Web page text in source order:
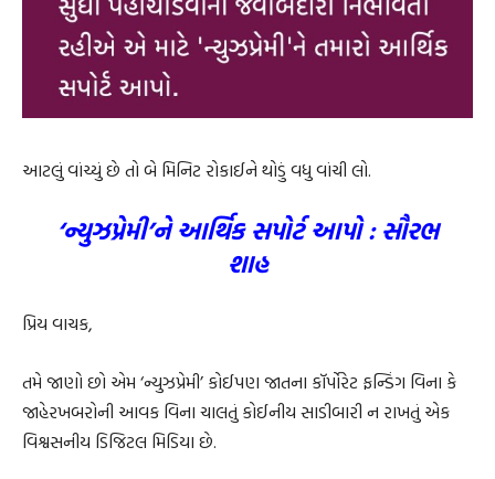
આટલું વાંચ્યું છે તો બે મિનિટ રોકાઈને થોડું વધુ વાંચી લો.
‘ન્યુઝપ્રેમી’ને આર્થિક સપોર્ટ આપો : સૌરભ
શાહ
પ્રિય વાચક,
તમે જાણો છો એમ ‘ન્યુઝપ્રેમી’ કોઈપણ જાતના કૉર્પોરેટ ફન્ડિંગ વિના કે
જાહેરખબરોની આવક વિના ચાલતું કોઈનીય સાડીબારી ન રાખતું એક
વિશ્વસનીય ડિજિટલ મિડિયા છે.